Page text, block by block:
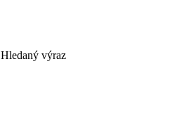
Hledaný výraz